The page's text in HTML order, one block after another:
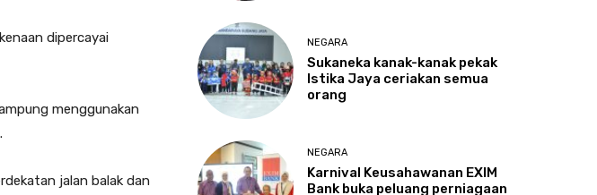
dipercayai
menggunakan
jalan balak dan
NEGARA
Sukaneka kanak-kanak pekak
Istika Jaya ceriakan semua
orang
NEGARA
Karnival Keusahawanan EXIM
Bank buka peluang perniagaan